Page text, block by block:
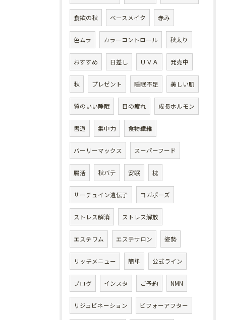
食欲の秋 ベースメイク 赤み
色ムラ カラーコントロール 秋太り
おすすめ 日差し ＵＶＡ 発売中
秋 プレゼント 睡眠不足 美しい肌
質のいい睡眠 目の疲れ 成長ホルモン
書道 集中力 食物繊維
バーリーマックス スーパーフード
腸活 秋バテ 安眠 枕
サーチュイン遺伝子 ヨガポーズ
ストレス解消 ストレス解放
エステワム エステサロン 姿勢
リッチメニュー 簡単 公式ライン
ブログ インスタ ご予約 NMN
リジュビネーション ビフォーアフター